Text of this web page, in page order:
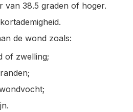
van 38.5 graden of hoger.
de wond zoals:
of zwelling;